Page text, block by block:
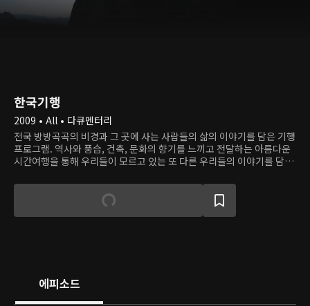
한국기행
2009 • All • 다큐멘터리
전국 방방곡곡의 비경과 그 곳에 사는 사람들의 삶의 이야기를 담은 기행
프로그램. 역사와 풍습, 건축, 문화의 향기를 느끼고 전달하는 아름다운
시간여행을 통해 우리들이 모르고 있는 또 다른 우리들의 이야기를 담아
에피소드